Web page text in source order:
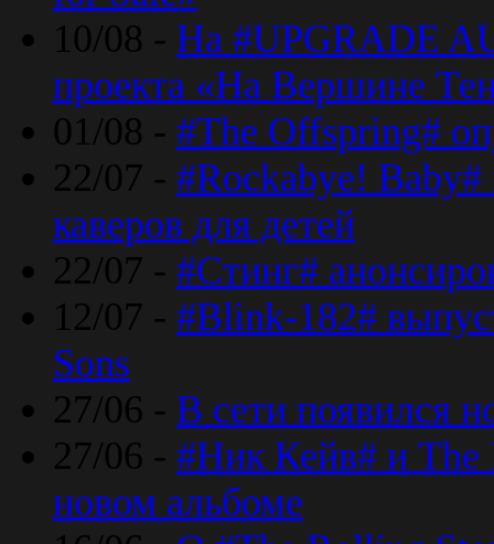
10/08 - На #UPGRADE
проекта «На Вершине
01/08 - #The Offspring#
22/07 - #Rockabye!
каверов для детей
22/07 - #Стинг#
12/07 - #Blink-182#
Sons
27/06 - В сети появился
27/06 - #Ник Кейв# и The
новом альбоме